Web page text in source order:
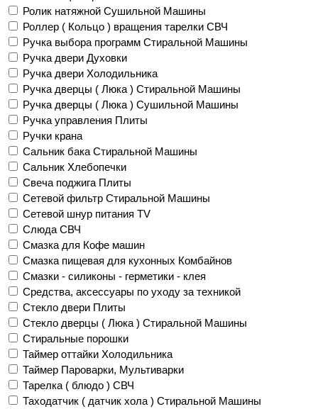
Ролик натяжной Сушильной Машины
Роллер ( Кольцо ) вращения тарелки СВЧ
Ручка выбора программ Стиральной Машины
Ручка двери Духовки
Ручка двери Холодильника
Ручка дверцы ( Люка ) Стиральной Машины
Ручка дверцы ( Люка ) Сушильной Машины
Ручка управления Плиты
Ручки крана
Сальник бака Стиральной Машины
Сальник Хлебопечки
Свеча поджига Плиты
Сетевой фильтр Стиральной Машины
Сетевой шнур питания TV
Слюда СВЧ
Смазка для Кофе машин
Смазка пищевая для кухонных Комбайнов
Смазки - силиконы - герметики - клея
Средства, аксессуары по уходу за техникой
Стекло двери Плиты
Стекло дверцы ( Люка ) Стиральной Машины
Стиральные порошки
Таймер оттайки Холодильника
Таймер Пароварки, Мультиварки
Тарелка ( блюдо ) СВЧ
Таходатчик ( датчик хола ) Стиральной Машины